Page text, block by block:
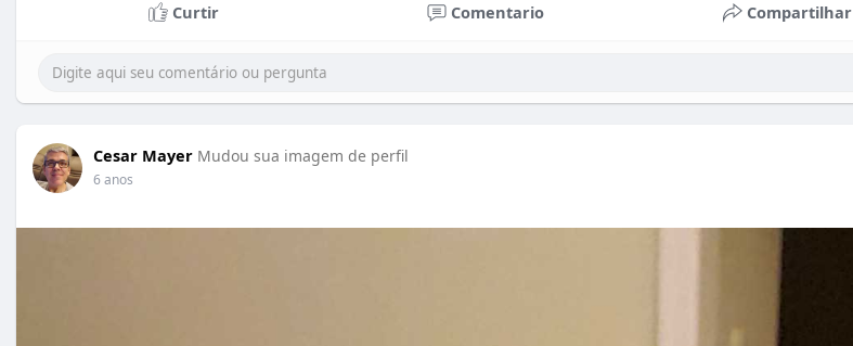
Curtir Comentario Compartilhar
Cesar Mayer Mudou sua imagem de perfil
6 anos